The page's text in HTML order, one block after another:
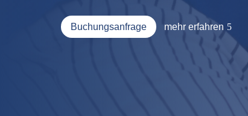
Buchungsanfrage mehr erfahren